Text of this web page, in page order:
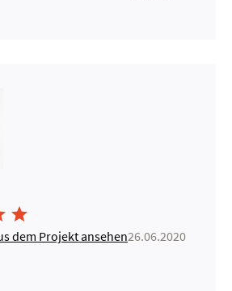

dem Projekt ansehen26.06.2020